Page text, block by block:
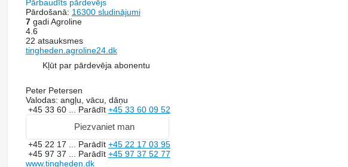
Pārbaudīts pārdevējs
Pārdošanā: 16300 sludinājumi
7gadi Agroline
4.6
22 atsauksmes
tingheden.agroline24.dk
Kļūt par pārdevēja abonentu
Peter Petersen
Valodas: angļu, vācu, dāņu
+45 33 60 ... Parādīt +45 33 60 09 52
Piezvaniet man
+45 22 17 ... Parādīt +45 22 17 03 95
+45 97 37 ... Parādīt +45 97 37 52 77
www.tingheden.dk